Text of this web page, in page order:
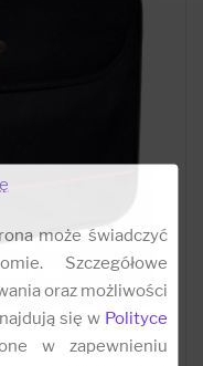
może świadczyć
Szczegółowe
oraz możliwości
się w Polityce
w zapewnieniu